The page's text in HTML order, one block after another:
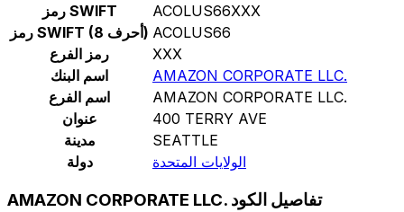
رمز SWIFT
ACOLUS66XXX
رمز SWIFT (8 أحرف) ACOLUS66
رمز الفرع
XXX
اسم البنك
AMAZON CORPORATE LLC.
اسم الفرع
AMAZON CORPORATE LLC.
عنوان
400 TERRY AVE
مدينة
SEATTLE
دولة
الولايات المتحدة
AMAZON CORPORATE LLC. تفاصيل الكود